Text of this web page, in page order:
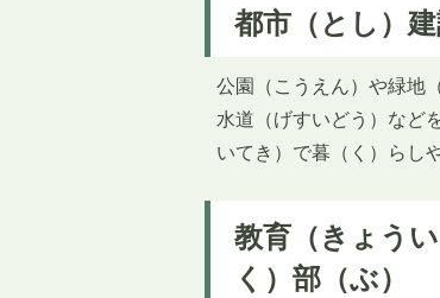
都市（とし）
公園（こうえん）や緑地
水道（げすいどう）など
いてき）で暮（く）らし
教育（きょう
く）部（ぶ）